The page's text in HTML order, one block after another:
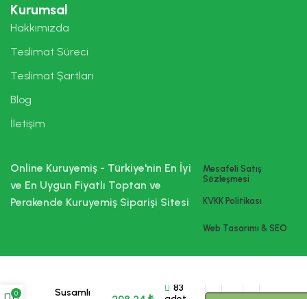
Kurumsal
Hakkımızda
Teslimat Süreci
Teslimat Şartları
Blog
İletişim
Online Kuruyemiş - Türkiye'nin En İyi
ve En Uygun Fiyatlı Toptan ve
Perakende Kuruyemiş Siparişi Sitesi
Mesafeli Satış
Sözleşmesi
KVKK Politikası
Web Tasarımı & SEO
Susamlı
83
0